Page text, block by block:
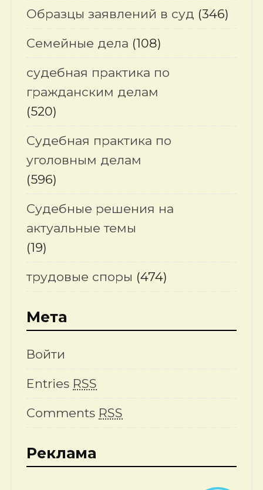
Образцы заявлений в суд (346)
Семейные дела (108)
судебная практика по
гражданским делам
(520)
Судебная практика по
уголовным делам
(596)
Судебные решения на
актуальные темы
(19)
трудовые споры (474)
Мета
Войти
Entries RSS
Comments RSS
Реклама